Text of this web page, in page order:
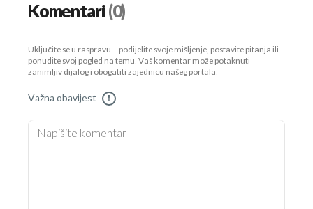
Komentari(0)
Uključite se u raspravu – podijelite svoje mišljenje, postavite pitanja ili
ponudite svoj pogled na temu. Vaš komentar može potaknuti
zanimljiv dijalog i obogatiti zajednicu našeg portala.
Važna obavijest !